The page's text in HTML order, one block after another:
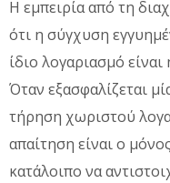
Η εμπειρία από τη
ότι η σύγχυση
ίδιο λογαριασμό
Όταν εξασφαλίζεται
τήρηση χωριστού
απαίτηση είναι ο
κατάλοιπο να